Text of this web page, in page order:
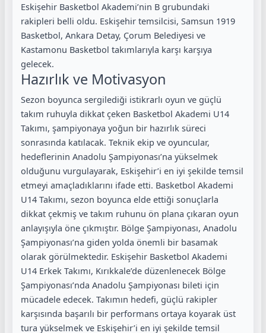
Eskişehir Basketbol Akademi’nin B grubundaki
rakipleri belli oldu. Eskişehir temsilcisi, Samsun 1919
Basketbol, Ankara Detay, Çorum Belediyesi ve
Kastamonu Basketbol takımlarıyla karşı karşıya
gelecek.
Hazırlık ve Motivasyon
Sezon boyunca sergilediği istikrarlı oyun ve güçlü
takım ruhuyla dikkat çeken Basketbol Akademi U14
Takımı, şampiyonaya yoğun bir hazırlık süreci
sonrasında katılacak. Teknik ekip ve oyuncular,
hedeflerinin Anadolu Şampiyonası’na yükselmek
olduğunu vurgulayarak, Eskişehir’i en iyi şekilde temsil
etmeyi amaçladıklarını ifade etti. Basketbol Akademi
U14 Takımı, sezon boyunca elde ettiği sonuçlarla
dikkat çekmiş ve takım ruhunu ön plana çıkaran oyun
anlayışıyla öne çıkmıştır. Bölge Şampiyonası, Anadolu
Şampiyonası’na giden yolda önemli bir basamak
olarak görülmektedir. Eskişehir Basketbol Akademi
U14 Erkek Takımı, Kırıkkale’de düzenlenecek Bölge
Şampiyonası’nda Anadolu Şampiyonası bileti için
mücadele edecek. Takımın hedefi, güçlü rakipler
karşısında başarılı bir performans ortaya koyarak üst
tura yükselmek ve Eskişehir’i en iyi şekilde temsil